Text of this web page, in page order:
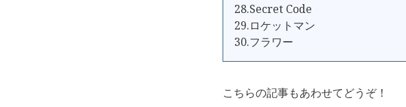
28.Secret Code
29.ロケットマン
30.フラワー
こちらの記事もあわせてどうぞ！